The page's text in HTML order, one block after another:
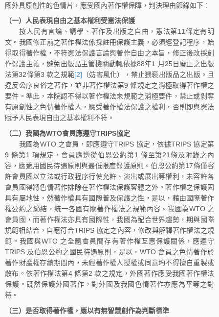
國外具原創性的色情片，應受國內著作權保障，判決理由節錄如下：
（一）人民表現自由之基本權利受憲法保護
按人民有言論、講學、著作及出版之自由，憲法第11條定有明
文。我國修正前之著作權法係採註冊保護主義，必須經登記程序，始
得取得著作權，不符憲法保護言論與著作自由之本旨，修正後改採創
作保護主義，避免出版品主管機關動輒依據88年1 月25日廢止之出版
法第32條第3 款之規範[2] （妨害風化），禁止猥褻出版品之出版。且
違反公序良俗之著作，並非著作權法第9 條規定之消極取得著作權之
要件。準此，本院認不得以著作權法未規範之消極要件，禁止或剝奪
有原創性之色情著作權人，應受著作權法保護之權利，否則即與憲法
賦予人民表現自由之基本權利不符。
（二）我國為WTO會員應遵守TRIPS協定
我國為WTO 之會員，即應遵守TRIPS 協定，依據TRIPS 協定第
9 條第1 項規定，會員應遵從伯恩公約第1 條至第21條及附錄之內
容，應適用國民待遇原則與最低限度保護原則。伯恩公約第17條僅容
許會員國以立法或行政程序行使允許、演出或展出等權利，未容許各
會員國得將色情著作排除在著作權法保護客體之外。著作權之保護固
具有屬地性，然著作權具有國際普及保護之性，是以，藉由國際著作
權公約之締結，統一各國有關著作權法之規範內容。我國為WTO 之
會員國，而著作權法亦具有國際性，我國為配合世界趨勢，期與國際
規範相結合，自應符合TRIPS 協定之內容，修改與解釋著作權法之規
範。我國與WTO 之全體會員間存有著作權互惠保護關係，應遵守
TRIPS 及伯恩公約之國民待遇原則，是以，WTO 會員之色情著作於
著作財產權存續期間內，未經著作權人授權或同意均不得擅自重製或
散布。依著作權法第4 條第2 款之規定，外國著作應受我國著作權法
保護。既然保護外國著作，對外國及我國色情著作亦應為平等之對
待。
（三）是否取得著作權，應以有無智慧創作為判斷標準